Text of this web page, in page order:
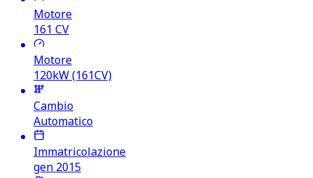
Motore
161 CV
Motore
120kW (161CV)
Cambio
Automatico
Immatricolazione
gen 2015